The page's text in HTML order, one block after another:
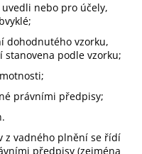
nebo pro účely,
dohodnutého vzorku,
stanovena podle vzorku;
právními předpisy;
z vadného plnění se řídí
předpisy (zejména